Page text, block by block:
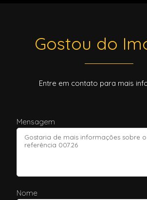
Gostou do
Entre em contato para mais
Mensagem
Nome